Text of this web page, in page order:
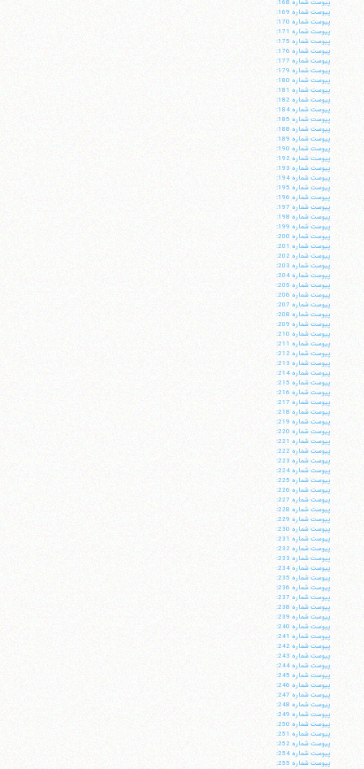
پيوست شماره 168:
پيوست شماره 169:
پيوست شماره 170:
پيوست شماره 171:
پيوست شماره 175:
پيوست شماره 176:
پيوست شماره 177:
پيوست شماره 179:
پيوست شماره 180:
پيوست شماره 181:
پيوست شماره 182:
پيوست شماره 184:
پيوست شماره 185:
پيوست شماره 188:
پيوست شماره 189:
پيوست شماره 190:
پيوست شماره 192:
پيوست شماره 193:
پيوست شماره 194:
پيوست شماره 195:
پيوست شماره 196:
پيوست شماره 197:
پيوست شماره 198:
پيوست شماره 199:
پيوست شماره 200:
پيوست شماره 201:
پيوست شماره 202:
پيوست شماره 203:
پيوست شماره 204:
پيوست شماره 205:
پيوست شماره 206:
پيوست شماره 207:
پيوست شماره 208:
پيوست شماره 209:
پيوست شماره 210:
پيوست شماره 211:
پيوست شماره 212:
پيوست شماره 213:
پيوست شماره 214:
پيوست شماره 215:
پيوست شماره 216:
پيوست شماره 217:
پيوست شماره 218:
پيوست شماره 219:
پيوست شماره 220:
پيوست شماره 221:
پيوست شماره 222:
پيوست شماره 223:
پيوست شماره 224:
پيوست شماره 225:
پيوست شماره 226:
پيوست شماره 227:
پيوست شماره 228:
پيوست شماره 229:
پيوست شماره 230:
پيوست شماره 231:
پيوست شماره 232:
پيوست شماره 233:
پيوست شماره 234:
پيوست شماره 235:
پيوست شماره 236:
پيوست شماره 237:
پيوست شماره 238:
پيوست شماره 239:
پيوست شماره 240:
پيوست شماره 241:
پيوست شماره 242:
پيوست شماره 243:
پيوست شماره 244:
پيوست شماره 245:
پيوست شماره 246:
پيوست شماره 247:
پيوست شماره 248:
پيوست شماره 249:
پيوست شماره 250:
پيوست شماره 251:
پيوست شماره 252:
پيوست شماره 254:
پيوست شماره 255: